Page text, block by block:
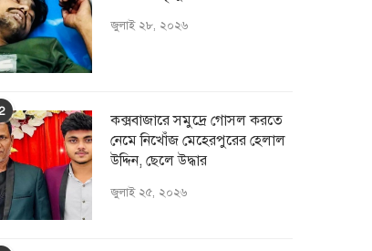
জুলাই ২৮, ২০২৬
2
কক্সবাজারে সমুদ্রে গোসল করতে
নেমে নিখোঁজ মেহেরপুরের হেলাল
উদ্দিন, ছেলে উদ্ধার
জুলাই ২৫, ২০২৬